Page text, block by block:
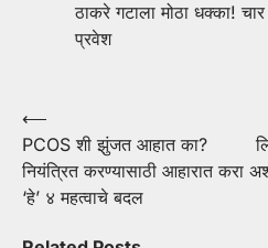
ठाकरे गटाला मोठा धक्का!
प्रवेश
Post
navigation
⟵
PCOS शी झुंजत आहात का?
नियंत्रित करण्यासाठी आहारात करा
‘हे’ ४ महत्वाचे बदल